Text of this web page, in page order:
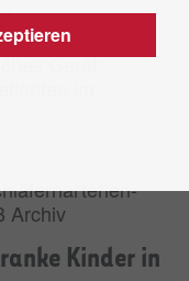
von
Caritas Baby
Gerät
im
Archiv
Kinder in